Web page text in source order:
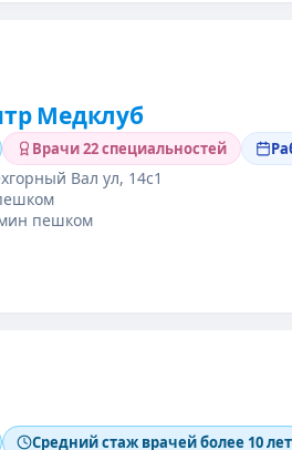
Медклуб
Врачи 22 специальностей
Вал ул, 14с1
пешком
Средний стаж врачей более 10 лет